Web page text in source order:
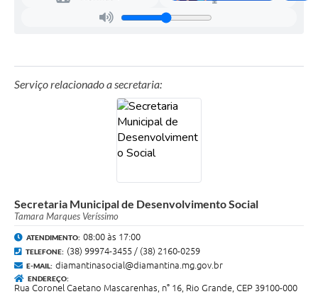
Serviço relacionado a secretaria:
Secretaria Municipal de Desenvolvimento Social
Tamara Marques Veríssimo
ATENDIMENTO: 08:00 às 17:00
TELEFONE: (38) 99974-3455 / (38) 2160-0259
E-MAIL: diamantinasocial@diamantina.mg.gov.br
ENDEREÇO:
Rua Coronel Caetano Mascarenhas, n° 16, Rio Grande, CEP 39100-000